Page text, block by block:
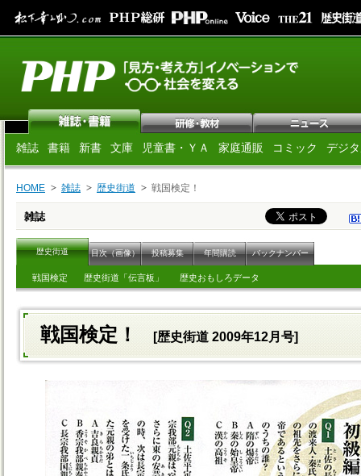
雑誌 書籍 新書 文庫 児童書・ＹＡ 家庭通販 コミック デジ
HOME 雑誌 歴史街道 戦国検定！
雑誌
歴史街道 目次（画像） 投稿募集 年間購読 バックナンバー
戦国検定 歴史街道「伝言板」 歴史おもしろデータ
戦国検定！ [歴史街道 2009年12月号]